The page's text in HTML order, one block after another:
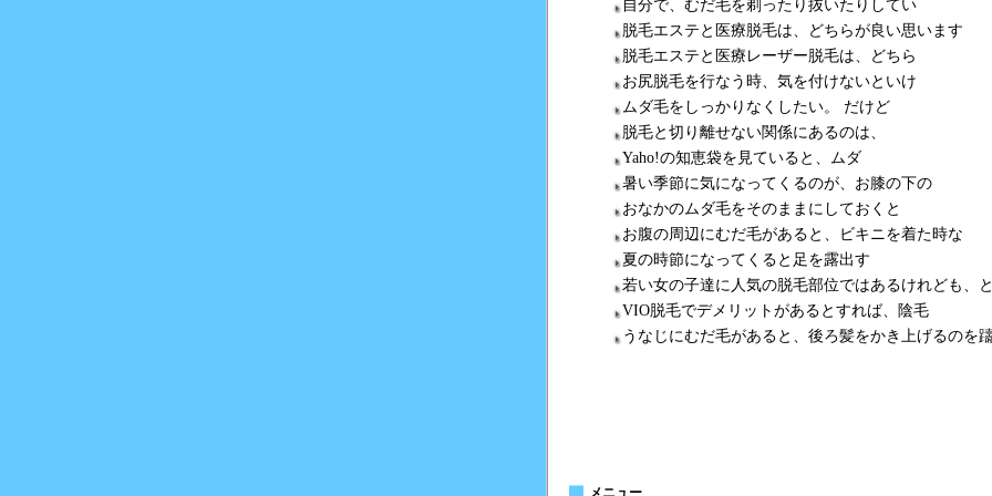
自分で、むだ毛を剃ったり抜いたりしてい
脱毛エステと医療脱毛は、どちらが良い思います
脱毛エステと医療レーザー脱毛は、どちら
お尻脱毛を行なう時、気を付けないといけ
ムダ毛をしっかりなくしたい。 だけど
脱毛と切り離せない関係にあるのは、
Yaho!の知恵袋を見ていると、ムダ
暑い季節に気になってくるのが、お膝の下の
おなかのムダ毛をそのままにしておくと
お腹の周辺にむだ毛があると、ビキニを着た時な
夏の時節になってくると足を露出す
若い女の子達に人気の脱毛部位ではあるけれども、
VIO脱毛でデメリットがあるとすれば、陰毛
うなじにむだ毛があると、後ろ髪をかき上げるのを
メニュー